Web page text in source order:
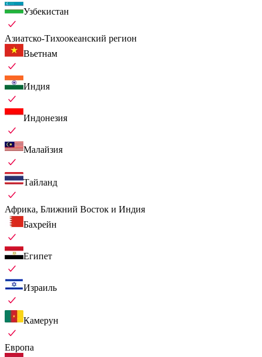
Узбекистан
Азиатско-Тихоокеанский регион
Вьетнам
Индия
Индонезия
Малайзия
Тайланд
Африка, Ближний Восток и Индия
Бахрейн
Египет
Израиль
Камерун
Европа